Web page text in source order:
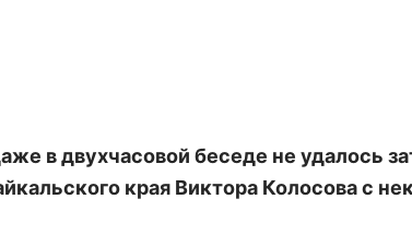
в двухчасовой беседе не удалось
края Виктора Колосова с